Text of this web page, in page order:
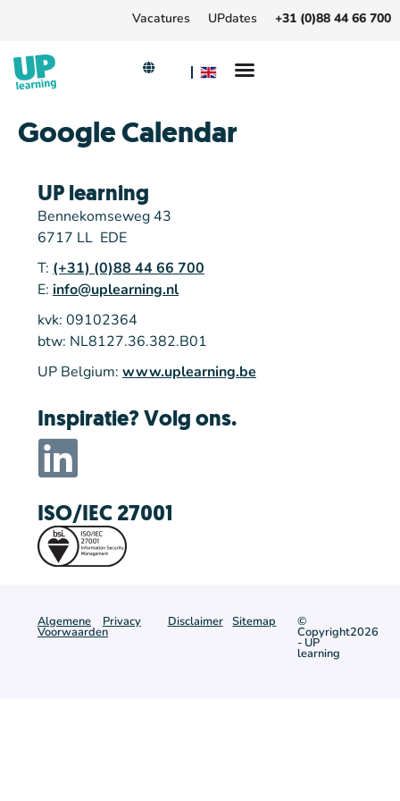
Vacatures UPdates +31 (0)88 44 66 700
Google Calendar
UP learning
Bennekomseweg 43
6717 LL EDE
T: (+31) (0)88 44 66 700
E: info@uplearning.nl
kvk: 09102364
btw: NL8127.36.382.B01
UP Belgium: www.uplearning.be
Inspiratie? Volg ons.
ISO/IEC 27001
Algemene
Voorwaarden
Privacy Disclaimer Sitemap ©
Copyright2026
- UP
learning